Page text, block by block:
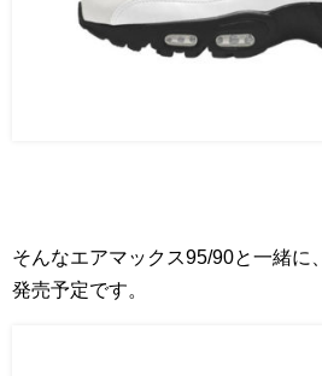
そんなエアマックス95/90と一緒に、
発売予定です。